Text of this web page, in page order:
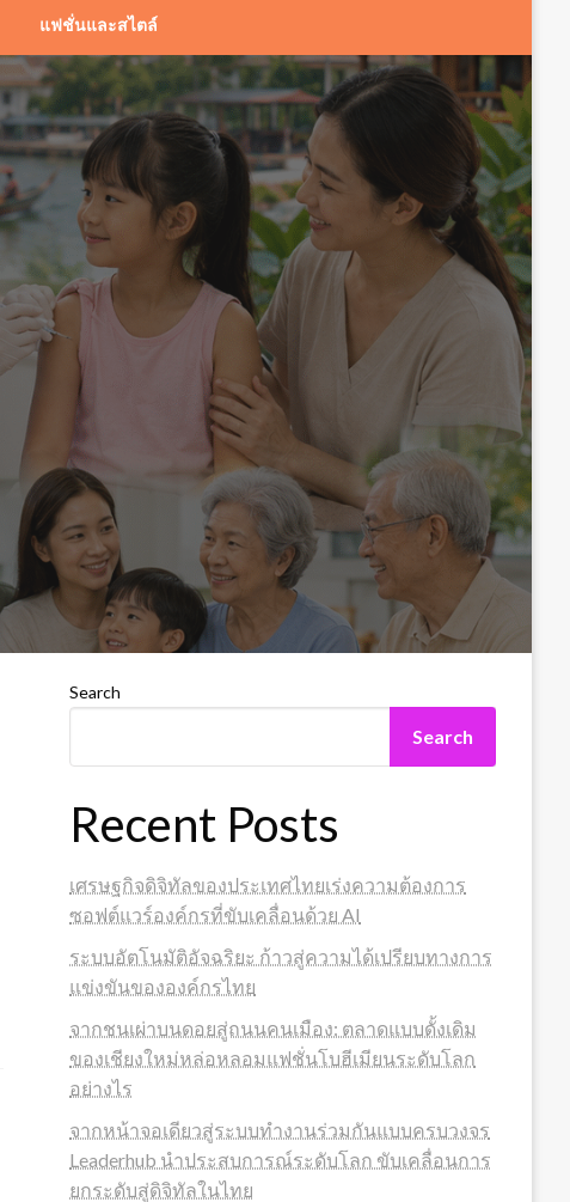
แฟชั่นและสไตล์
Search
Search
Recent Posts
เศรษฐกิจดิจิทัลของประเทศไทยเร่งความต้องการ
ซอฟต์แวร์องค์กรที่ขับเคลื่อนด้วย AI
ระบบอัตโนมัติอัจฉริยะ ก้าวสู่ความได้เปรียบทางการ
แข่งขันขององค์กรไทย
จากชนเผ่าบนดอยสู่ถนนคนเมือง: ตลาดแบบดั้งเดิม
ของเชียงใหม่หล่อหลอมแฟชั่นโบฮีเมียนระดับโลก
อย่างไร
จากหน้าจอเดียวสู่ระบบทำงานร่วมกันแบบครบวงจร
Leaderhub นำประสบการณ์ระดับโลก ขับเคลื่อนการ
ยกระดับสู่ดิจิทัลในไทย